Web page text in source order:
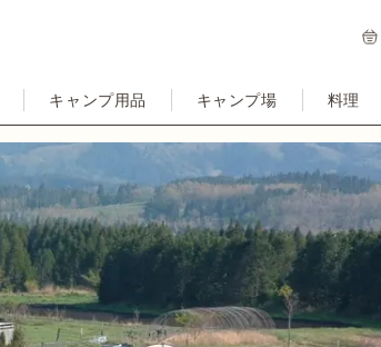
キャンプ用品 キャンプ場 料理